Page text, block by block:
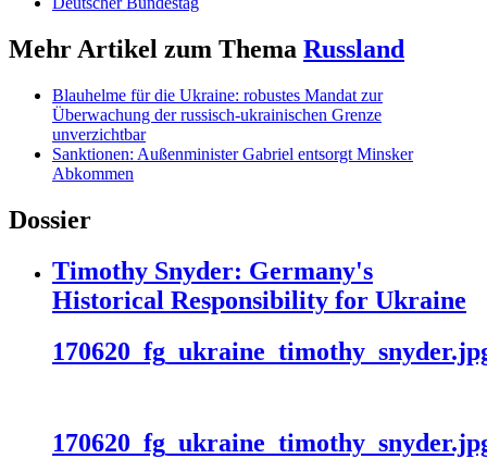
Mehr Artikel zum Thema Russland
Blauhelme für die Ukraine: robustes Mandat zur
Überwachung der russisch-ukrainischen Grenze
unverzichtbar
Sanktionen: Außenminister Gabriel entsorgt Minsker
Abkommen
Dossier
Timothy Snyder: Germany's
Historical Responsibility for Ukraine